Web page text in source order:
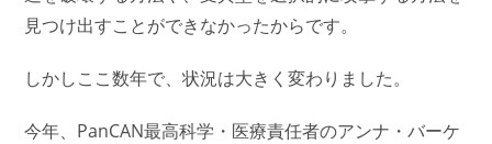
見つけ出すことができなかったからです。
しかしここ数年で、状況は大きく変わりました。
今年、PanCAN最高科学・医療責任者のアンナ・バーケ